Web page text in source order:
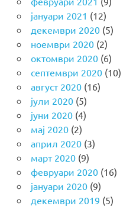
јануари 2021 (12)
декември 2020(5)
ноември 2020(2)
октомври 2020(6)
септември 2020(10)
август 2020(16)
јули 2020(5)
јуни 2020(4)
мај 2020(2)
април 2020(3)
март 2020(9)
февруари 2020(16)
јануари 2020(9)
декември 2019 (5)